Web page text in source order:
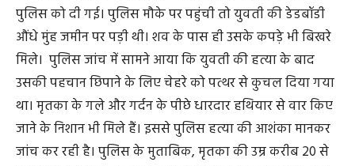
पुलिस को दी गई। पुलिस मौके पर पहुंची तो युवती की डेडबॉडी
औंधे मुंह जमीन पर पड़ी थी। शव के पास ही उसके कपड़े भी बिखरे
मिले। पुलिस जांच में सामने आया कि युवती की हत्या के बाद
उसकी पहचान छिपाने के लिए चेहरे को पत्थर से कुचल दिया गया
था। मृतका के गले और गर्दन के पीछे धारदार हथियार से वार किए
जाने के निशान भी मिले हैं। इससे पुलिस हत्या की आशंका मानकर
जांच कर रही है। पुलिस के मुताबिक, मृतका की उम्र करीब 20 से